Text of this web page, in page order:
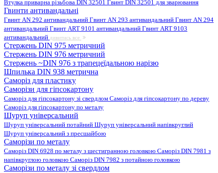
Втулка приварна різьбова DIN 32501 Гвинт DIN 32501 для зварювання
Гвинти антивандальні
Гвинт AN 292 антивандальний Гвинт AN 293 антивандальний Гвинт AN 294
антивандальний Гвинт ART 9101 антивандальний Гвинт ART 9103
антивандальний дивитись все
Стержень DIN 975 метричний
Стержень DIN 976 метричний
Стержень ~DIN 976 з трапецеїдальною нарізю
Шпилька DIN 938 метрична
Саморіз для пластику
Саморізи для гіпсокартону
Саморіз для гіпсокартону зі свердлом Саморіз для гіпсокартону по дереву
Саморіз для гіпсокартону по металу
Шуруп універсальний
Шуруп універсальний потайний Шуруп універсальний напівкруглий
Шуруп універсальний з пресшайбою
Саморізи по металу
Саморіз DIN 6928 по металу з шестигранною головкою Саморіз DIN 7981 з
напівкруглою головкою Саморіз DIN 7982 з потайною головкою
Саморізи по металу зі свердлом